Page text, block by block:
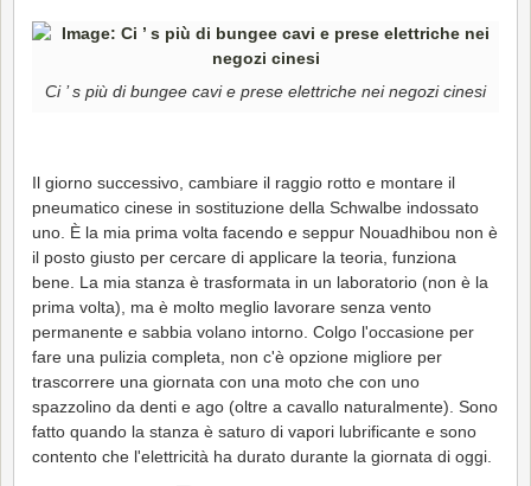
Ci ’ s più di bungee cavi e prese elettriche nei negozi cinesi
Il giorno successivo, cambiare il raggio rotto e montare il
pneumatico cinese in sostituzione della Schwalbe indossato
uno. È la mia prima volta facendo e seppur Nouadhibou non è
il posto giusto per cercare di applicare la teoria, funziona
bene. La mia stanza è trasformata in un laboratorio (non è la
prima volta), ma è molto meglio lavorare senza vento
permanente e sabbia volano intorno. Colgo l'occasione per
fare una pulizia completa, non c'è opzione migliore per
trascorrere una giornata con una moto che con uno
spazzolino da denti e ago (oltre a cavallo naturalmente). Sono
fatto quando la stanza è saturo di vapori lubrificante e sono
contento che l'elettricità ha durato durante la giornata di oggi.